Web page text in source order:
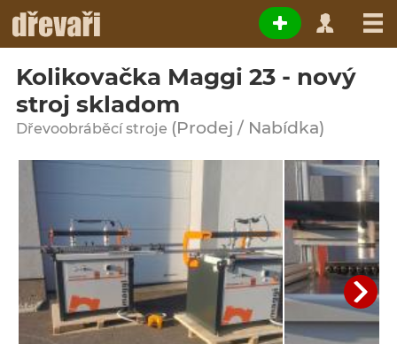
Kolikovačka Maggi 23 - nový
stroj skladom
Dřevoobráběcí stroje (Prodej / Nabídka)